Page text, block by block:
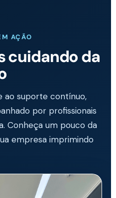
AÇÃO
cuidando da
ao suporte contínuo,
por profissionais
Conheça um pouco da
empresa imprimindo